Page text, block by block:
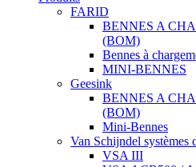
FARID
BENNES A
(BOM)
Bennes à
MINI-BENNES
Geesink
BENNES A
(BOM)
Mini-Bennes
Van Schijndel systèmes
VSA III